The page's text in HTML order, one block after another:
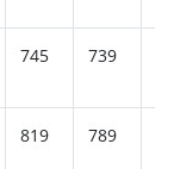
745 739
819 789